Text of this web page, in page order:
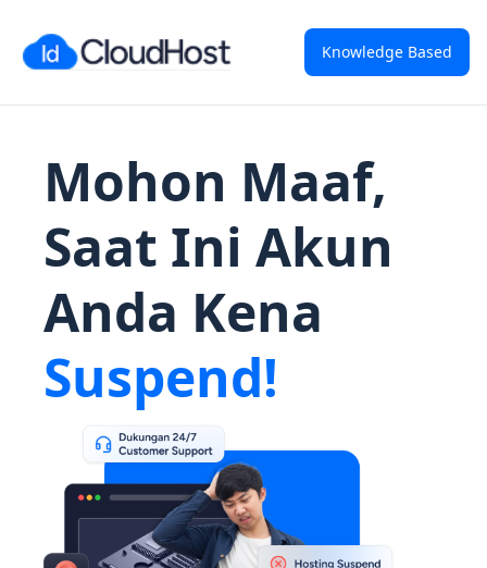
Knowledge Based
Mohon Maaf,
Saat Ini Akun
Anda Kena
Suspend!